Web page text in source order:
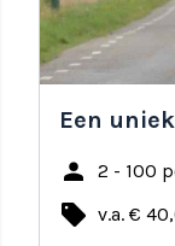
Een
person 2 - 100
local_offer v.a. €